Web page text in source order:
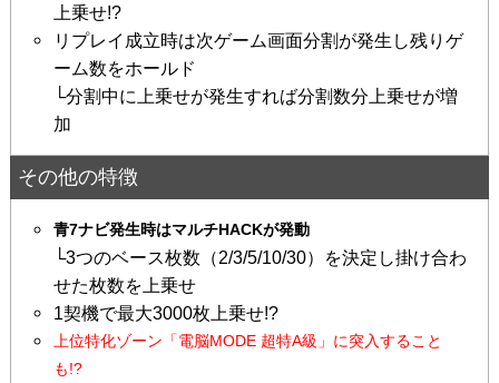
上乗せ!?
リプレイ成立時は次ゲーム画面分割が発生し残りゲ
ーム数をホールド
└分割中に上乗せが発生すれば分割数分上乗せが増
加
その他の特徴
青7ナビ発生時はマルチHACKが発動
└3つのベース枚数（2/3/5/10/30）を決定し掛け合わ
せた枚数を上乗せ
1契機で最大3000枚上乗せ!?
上位特化ゾーン「電脳MODE 超特A級」に突入すること
も!?